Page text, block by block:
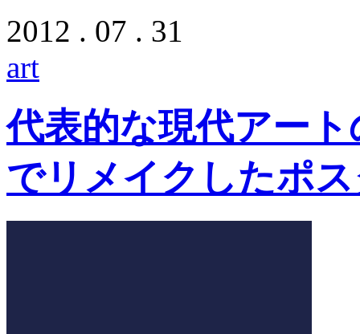
2012 . 07 . 31
art
代表的な現代アー
でリメイクしたポ